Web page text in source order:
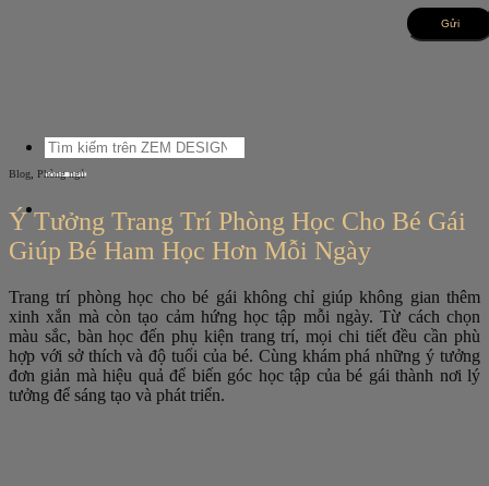
Tìm
kiếm:
Blog Phòng ngủ
Ý Tưởng Trang Trí Phòng Học Cho Bé Gái
Giúp Bé Ham Học Hơn Mỗi Ngày
Trang trí phòng học cho bé gái không chỉ giúp không gian thêm
xinh xắn mà còn tạo cảm hứng học tập mỗi ngày. Từ cách chọn
màu sắc, bàn học đến phụ kiện trang trí, mọi chi tiết đều cần phù
hợp với sở thích và độ tuổi của bé. Cùng khám phá những ý tưởng
đơn giản mà hiệu quả để biến góc học tập của bé gái thành nơi lý
tưởng để sáng tạo và phát triển.